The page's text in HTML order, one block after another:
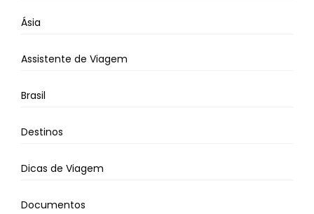
Ásia
Assistente de Viagem
Brasil
Destinos
Dicas de Viagem
Documentos